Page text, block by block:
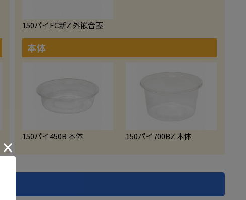
150パイFC新Z 外嵌合蓋
本体
150パイ450B 本体 150パイ700BZ 本体